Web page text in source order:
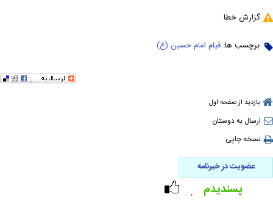
گزارش خطا
برچسب ها: قیام امام حسین (ع)
بازدید از صفحه اول
ارسال به دوستان
نسخه چاپی
عضویت در خبرنامه
۰ پسندیدم